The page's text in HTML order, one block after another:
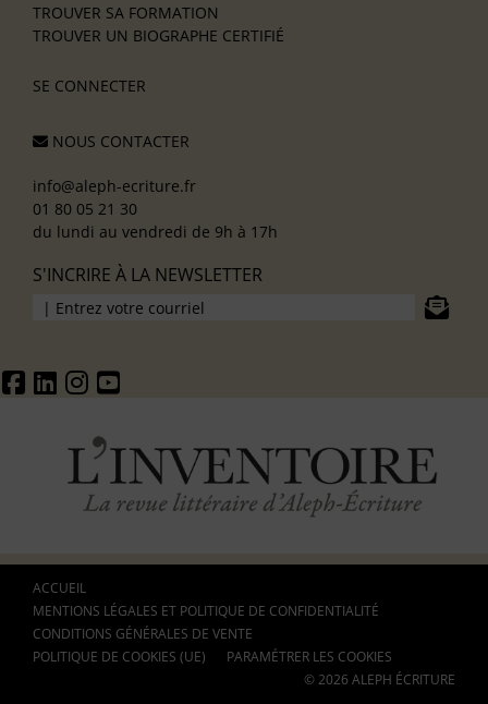
TROUVER SA FORMATION
TROUVER UN BIOGRAPHE CERTIFIÉ
SE CONNECTER
NOUS CONTACTER
info@aleph-ecriture.fr
01 80 05 21 30
du lundi au vendredi de 9h à 17h
S'INCRIRE À LA NEWSLETTER
ACCUEIL
MENTIONS LÉGALES ET POLITIQUE DE CONFIDENTIALITÉ
CONDITIONS GÉNÉRALES DE VENTE
POLITIQUE DE COOKIES (UE)
PARAMÉTRER LES COOKIES
© 2026 ALEPH ÉCRITURE